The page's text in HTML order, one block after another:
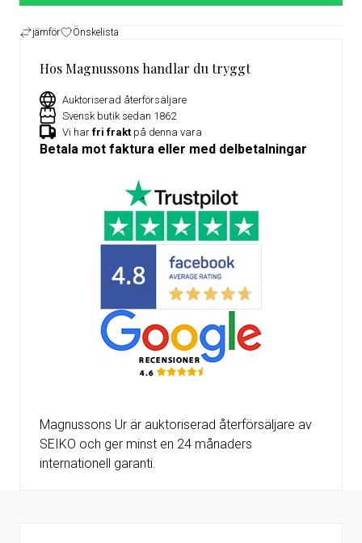
jämför Önskelista
Hos Magnussons handlar du tryggt
Auktoriserad återförsäljare
Svensk butik sedan 1862
Vi har fri frakt på denna vara
Betala mot faktura eller med delbetalningar
Magnussons Ur är auktoriserad återförsäljare av
SEIKO och ger minst en 24 månaders
internationell garanti.